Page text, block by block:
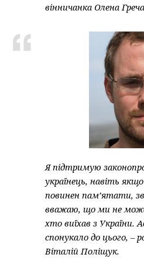
вінничанка Олена
Я підтримую
українець, навіть
повинен пам’ятати,
вважаю, що ми не
хто виїхав з України.
спонукало до цього, –
Віталій Поліщук.